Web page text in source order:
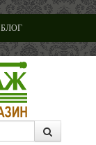
БЛОГ